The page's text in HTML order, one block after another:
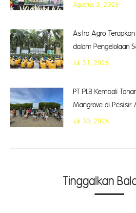
Agustus 3, 2026
Astra Agro
dalam Pengelolaan
Juli 31, 2026
PT PLB Kembali
Mangrove di Pesisir
Juli 30, 2026
Tinggalkan